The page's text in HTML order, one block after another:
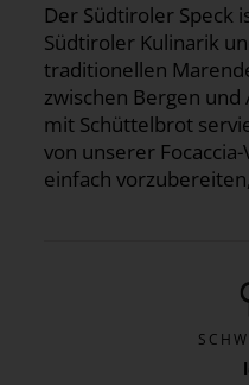
Der Südtiroler Speck
Südtiroler Kulinarik
traditionellen
zwischen Bergen und
mit Schüttelbrot
von unserer
einfach